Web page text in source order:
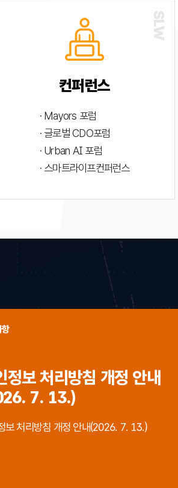
컨퍼런스
· Mayors 포럼
· 글로벌 CDO포럼
· Urban AI 포럼
· 스마트라이프컨퍼런스
정보 처리방침 개정 안내
7. 13.)
보 처리방침 개정 안내(2026. 7. 13.)